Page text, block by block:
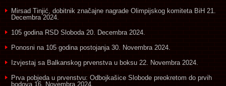
Mirsad Tinjić, dobitnik značajne nagrade Olimpijskog komiteta BiH 21.
Decembra 2024.
105 godina RSD Sloboda 20. Decembra 2024.
Ponosni na 105 godina postojanja 30. Novembra 2024.
Izvjestaj sa Balkanskog prvenstva u boksu 22. Novembra 2024.
Prva pobjeda u prvenstvu: Odbojkašice Slobode preokretom do prvih
bodova 16. Novembra 2024.